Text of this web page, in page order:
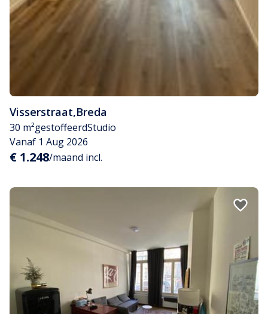
Visserstraat,Breda
30 m²gestoffeerdStudio
Vanaf 1 Aug 2026
€ 1.248/maand incl.